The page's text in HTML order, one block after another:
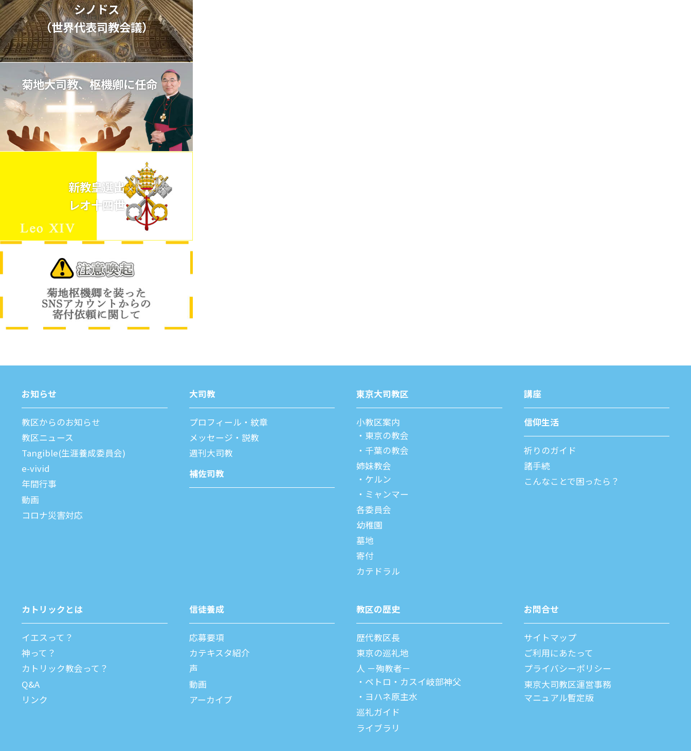
シノドス
（世界代表司教会議）
菊地大司教、枢機卿に任命
新教皇選出
レオ十四世
お知らせ
教区からのお知らせ
教区ニュース
Tangible(生涯養成委員会)
e-vivid
年間⾏事
動画
コロナ災害対応
⼤司教
プロフィール・紋章
メッセージ・説教
週刊⼤司教
補佐司教
東京⼤司教区
⼩教区案内
東京の教会
千葉の教会
姉妹教会
ケルン
ミャンマー
各委員会
幼稚園
墓地
寄付
カテドラル
講座
信仰⽣活
祈りのガイド
諸⼿続
こんなことで困ったら？
カトリックとは
イエスって？
神って？
カトリック教会って？
Q&A
リンク
信徒養成
応募要項
カテキスタ紹介
声
動画
アーカイブ
教区の歴史
歴代教区⻑
東京の巡礼地
⼈ －殉教者－
ペトロ・カスイ岐部神父
ヨハネ原主水
巡礼ガイド
ライブラリ
お問合せ
サイトマップ
ご利⽤にあたって
プライバシーポリシー
東京大司教区運営事務
マニュアル暫定版